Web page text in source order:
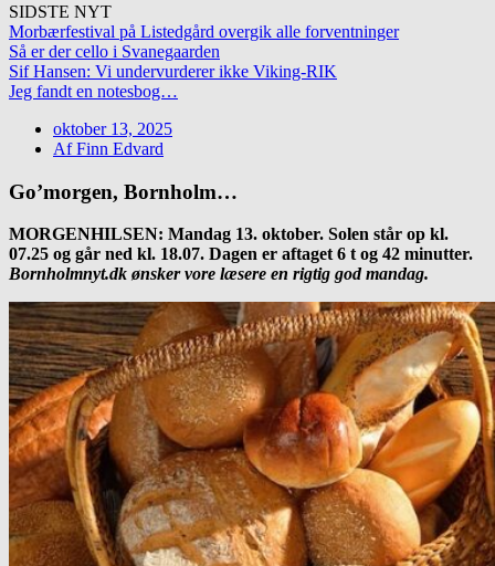
SIDSTE NYT
Morbærfestival på Listedgård overgik alle forventninger
Så er der cello i Svanegaarden
Sif Hansen: Vi undervurderer ikke Viking-RIK
Jeg fandt en notesbog…
oktober 13, 2025
AfFinn Edvard
Go’morgen, Bornholm…
MORGENHILSEN: Mandag 13. oktober. Solen står op kl.
07.25 og går ned kl. 18.07. Dagen er aftaget 6 t og 42 minutter.
Bornholmnyt.dk ønsker vore læsere en rigtig god mandag.